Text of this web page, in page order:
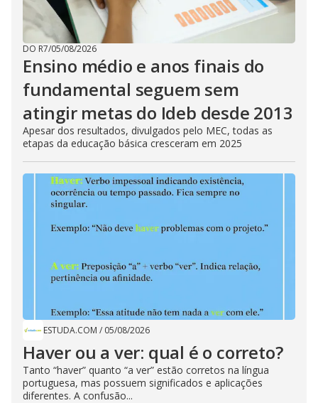
DO R7/05/08/2026
Ensino médio e anos finais do
fundamental seguem sem
atingir metas do Ideb desde 2013
Apesar dos resultados, divulgados pelo MEC, todas as
etapas da educação básica cresceram em 2025
ESTUDA.COM / 05/08/2026
Haver ou a ver: qual é o correto?
Tanto “haver” quanto “a ver” estão corretos na língua
portuguesa, mas possuem significados e aplicações
diferentes. A confusão...